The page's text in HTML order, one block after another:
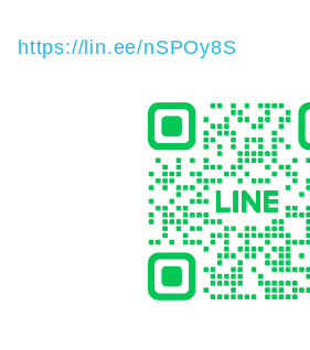
https://lin.ee/nSPOy8S